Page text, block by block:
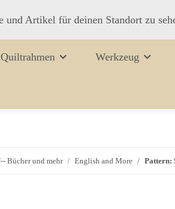
und Artikel für deinen Standort zu
Quiltrahmen Werkzeug
Bücher und mehr English and More Pattern: